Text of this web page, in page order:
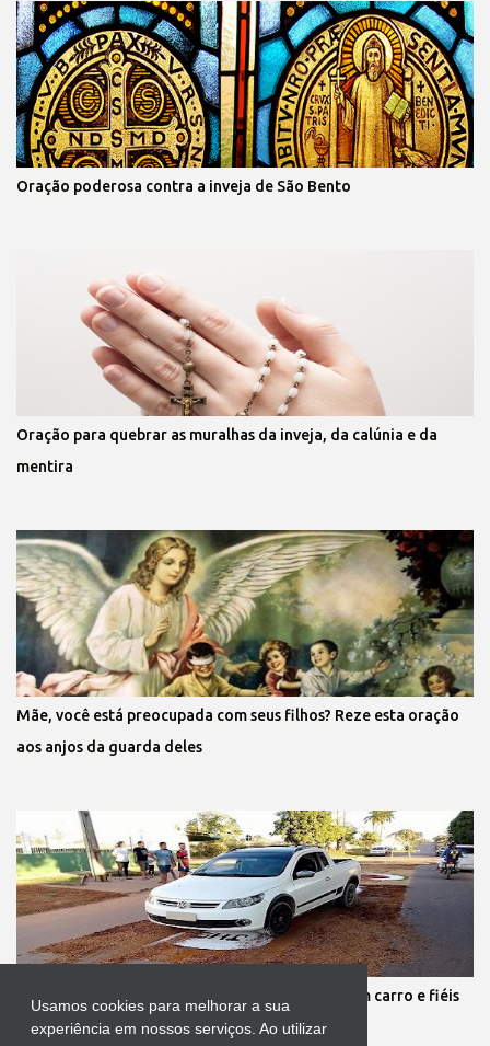
Usamos cookies para melhorar a sua
experiência em nossos serviços. Ao utilizar
Oração poderosa contra a inveja de São Bento
Oração para quebrar as muralhas da inveja, da calúnia e da
mentira
Mãe, você está preocupada com seus filhos? Reze esta oração
aos anjos da guarda deles
Protestante destrói tapete de Corpus Christi com carro e fiéis
se revoltam